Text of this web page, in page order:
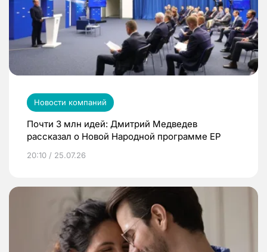
Новости компаний
Почти 3 млн идей: Дмитрий Медведев
рассказал о Новой Народной программе ЕР
20:10 / 25.07.26